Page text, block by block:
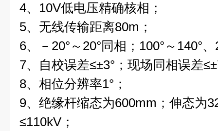
4、10V低电压精确核相；
5、无线传输距离80m；
6、－20°～20°同相；100°～140°
7、自校误差≤±3°；现场同相误差
8、相位分辨率1°；
9、绝缘杆缩态为600mm；伸态为
≤110kV；